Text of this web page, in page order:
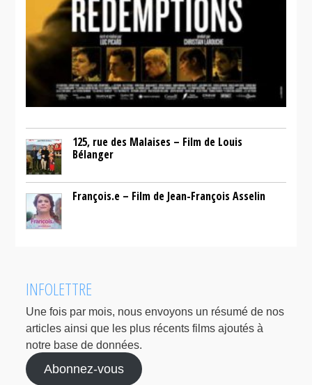
125, rue des Malaises – Film de Louis
Bélanger
François.e – Film de Jean-François Asselin
INFOLETTRE
Une fois par mois, nous envoyons un résumé de nos
articles ainsi que les plus récents films ajoutés à
notre base de données.
Abonnez-vous